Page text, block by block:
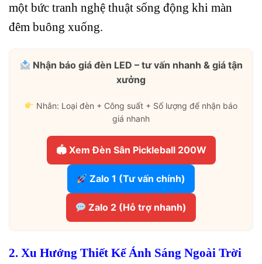
một bức tranh nghệ thuật sống động khi màn
đêm buông xuống.
Nhận báo giá đèn LED – tư vấn nhanh & giá tận
xưởng
Nhắn: Loại đèn + Công suất + Số lượng để nhận báo
giá nhanh
🏟 Xem Đèn Sân Pickleball 200W
Zalo 1 (Tư vấn chính)
Zalo 2 (Hỗ trợ nhanh)
2. Xu Hướng Thiết Kế Ánh Sáng Ngoài Trời